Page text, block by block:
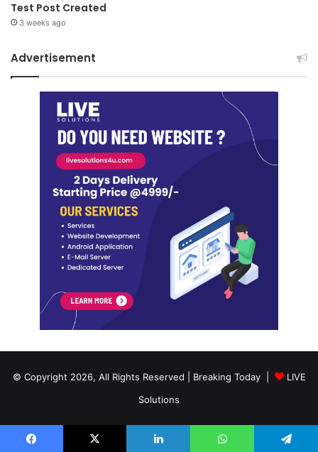
Test Post Created
3 weeks ago
Advertisement
© Copyright 2026, All Rights Reserved | Breaking Today |
LIVE
Solutions